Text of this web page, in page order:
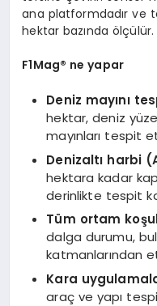
ana platformdadır ve
hektar bazında ölçülür.
F1Mag® ne yapar
Deniz mayını
hektar, deniz
mayınları tespit
Denizaltı harbi
hektara kadar
derinlikte tespit
Tüm ortam
dalga durumu,
katmanlarından
Kara
araç ve yapı